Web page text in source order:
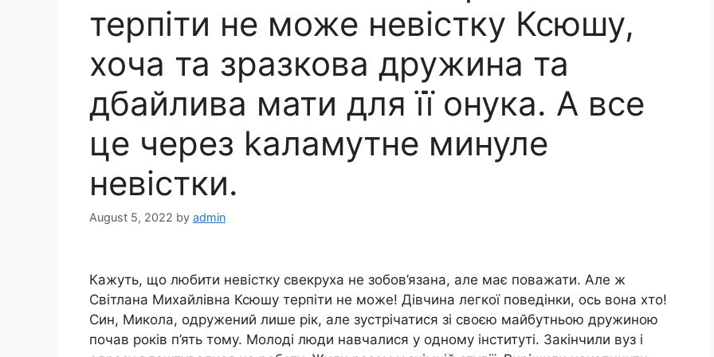
терпіти не може невістку Ксюшу,
хоча та зразкова дружина та
дбайлива мати для її онука. А все
це через kаламутне минуле
невістки.
August 5, 2022 by admin
Кажуть, що любити невістку свекруха не зобов’язана, але має поважати. Але ж
Світлана Михайлівна Ксюшу терпіти не може! Дівчина легкої поведінки, ось вона хто!
Син, Микола, одружений лише рік, але зустрічатися зі своєю майбутньою дружиною
почав років п’ять тому. Молоді люди навчалися у одному інституті. Закінчили вуз і